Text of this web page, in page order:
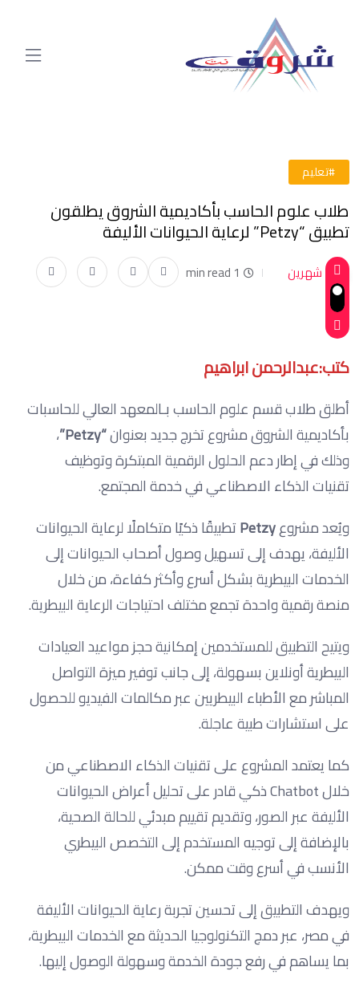
#تعليم
طلاب علوم الحاسب بأكاديمية الشروق يطلقون
تطبيق “Petzy” لرعاية الحيوانات الأليفة
شهرين 1 min read
كتب:عبدالرحمن ابراهيم
أطلق طلاب قسم علوم الحاسب بـالمعهد العالي للحاسبات
بأكاديمية الشروق مشروع تخرج جديد بعنوان“Petzy”
،
وذلك في إطار دعم الحلول الرقمية المبتكرة وتوظيف
تقنيات الذكاء الاصطناعي في خدمة المجتمع.
ويُعد مشروعPetzyتطبيقًا ذكيًا متكاملًا لرعاية الحيوانات
الأليفة، يهدف إلى تسهيل وصول أصحاب الحيوانات إلى
الخدمات البيطرية بشكل أسرع وأكثر كفاءة، من خلال
منصة رقمية واحدة تجمع مختلف احتياجات الرعاية البيطرية.
ويتيح التطبيق للمستخدمين إمكانية حجز مواعيد العيادات
البيطرية أونلاين بسهولة، إلى جانب توفير ميزة التواصل
المباشر مع الأطباء البيطريين عبر مكالمات الفيديو للحصول
على استشارات طبية عاجلة.
كما يعتمد المشروع على تقنيات الذكاء الاصطناعي من
خلال Chatbot ذكي قادر على تحليل أعراض الحيوانات
الأليفة عبر الصور، وتقديم تقييم مبدئي للحالة الصحية،
بالإضافة إلى توجيه المستخدم إلى التخصص البيطري
الأنسب في أسرع وقت ممكن.
ويهدف التطبيق إلى تحسين تجربة رعاية الحيوانات الأليفة
في مصر، عبر دمج التكنولوجيا الحديثة مع الخدمات البيطرية،
بما يساهم في رفع جودة الخدمة وسهولة الوصول إليها.